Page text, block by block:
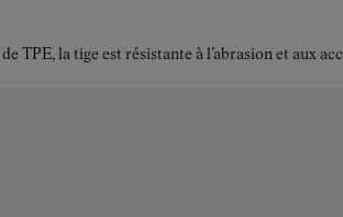
TPE, la tige est résistante à l’abrasion et